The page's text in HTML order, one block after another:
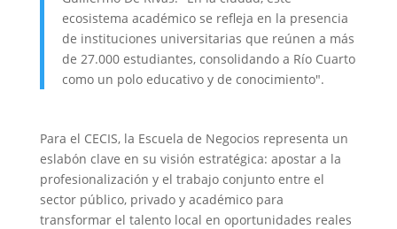
ecosistema académico se refleja en la presencia
de instituciones universitarias que reúnen a más
de 27.000 estudiantes, consolidando a Río Cuarto
como un polo educativo y de conocimiento".
Para el CECIS, la Escuela de Negocios representa un
eslabón clave en su visión estratégica: apostar a la
profesionalización y el trabajo conjunto entre el
sector público, privado y académico para
transformar el talento local en oportunidades reales